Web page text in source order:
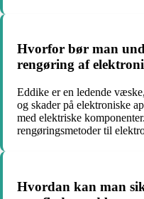
Hvorfor bør man
rengøring af
Eddike er en ledende
og skader på elektroniske
med elektriske
rengøringsmetoder til
Hvordan kan man